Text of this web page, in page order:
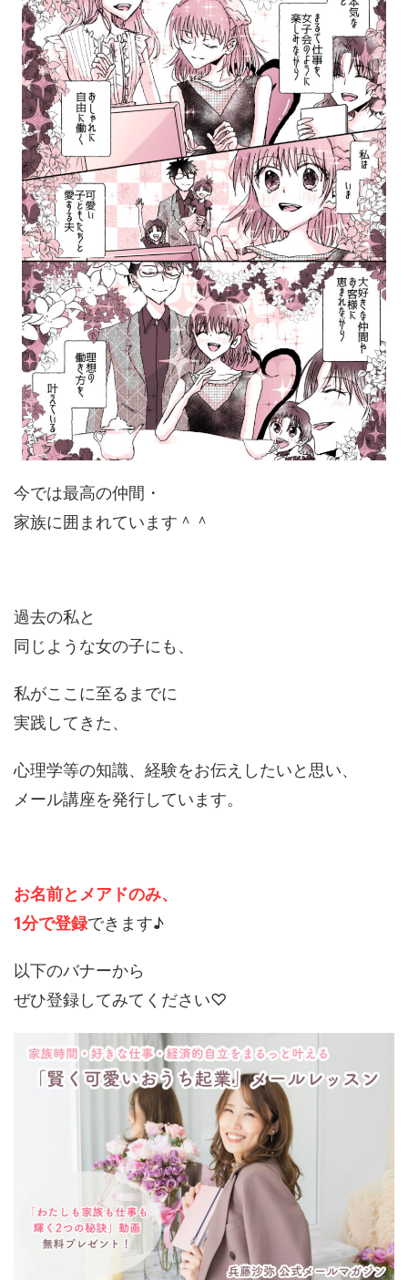
今では最高の仲間・
家族に囲まれています＾＾
過去の私と
同じような女の子にも、
私がここに至るまでに
実践してきた、
心理学等の知識、経験をお伝えしたいと思い、
メール講座を発行しています。
お名前とメアドのみ、
1分で登録できます♪
以下のバナーから
ぜひ登録してみてください♡